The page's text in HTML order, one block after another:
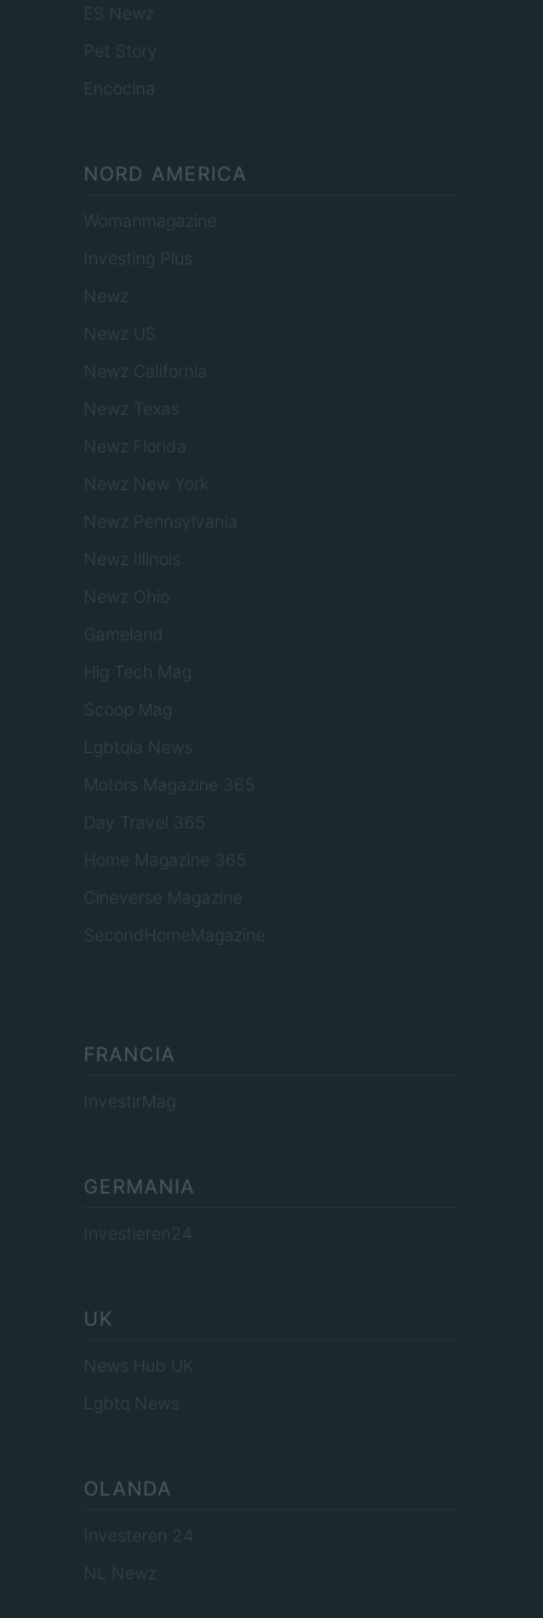
ES Newz
Pet Story
Encocina
NORD AMERICA
Womanmagazine
Investing Plus
Newz
Newz US
Newz California
Newz Texas
Newz Florida
Newz New York
Newz Pennsylvania
Newz Illinois
Newz Ohio
Gameland
Hig Tech Mag
Scoop Mag
Lgbtqia News
Motors Magazine 365
Day Travel 365
Home Magazine 365
Cineverse Magazine
SecondHomeMagazine
FRANCIA
InvestirMag
GERMANIA
Investieren24
UK
News Hub UK
Lgbtq News
OLANDA
Investeren 24
NL Newz